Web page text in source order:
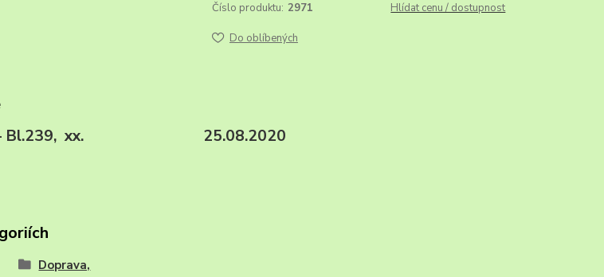
Číslo produktu: 2971 Hlídat cenu / dostupnost
Do oblíbených
38 - Bl.239, xx. 25.08.2020
Doprava,